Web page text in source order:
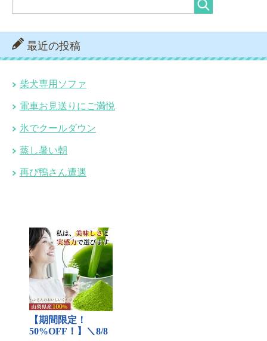
最近の投稿
柴犬専用ソファ
電車お見送りにご満悦
氷でクールダウン
蒸し暑い朝
再び鴨さん遭遇